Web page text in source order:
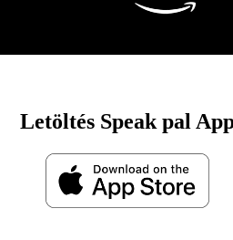
Letöltés Speak pal